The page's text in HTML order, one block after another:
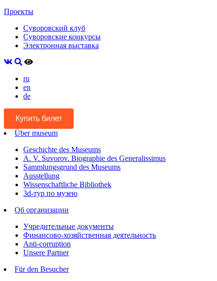
Проекты
Суворовский клуб
Суворовские конкурсы
Электронная выставка
ru
en
de
Купить билет
Über museum
Geschichte des Museums
A. V. Suvorov. Biographie des Generalissimus
Sammlungsgrund des Museums
Ausstellung
Wissenschaftliche Bibliothek
3d-тур по музею
Об организации
Учредительные документы
Финансово-хозяйственная деятельность
Anti-corruption
Unsere Partner
Für den Besucher